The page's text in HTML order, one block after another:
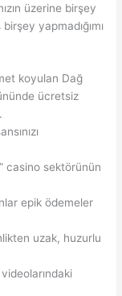
üzerine birşey
yapmadığımı
koyulan Dağ
ücretsiz
casino sektörünün
epik ödemeler
uzak, huzurlu